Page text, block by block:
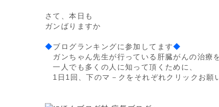
さて、本日も
ガンばりますか
◆ブログランキングに参加してます◆
ガンちゃん先生が行っている肝臓がんの治療
一人でも多くの人に知って頂くために、
1日1回、下のマ－クをそれぞれクリックお願